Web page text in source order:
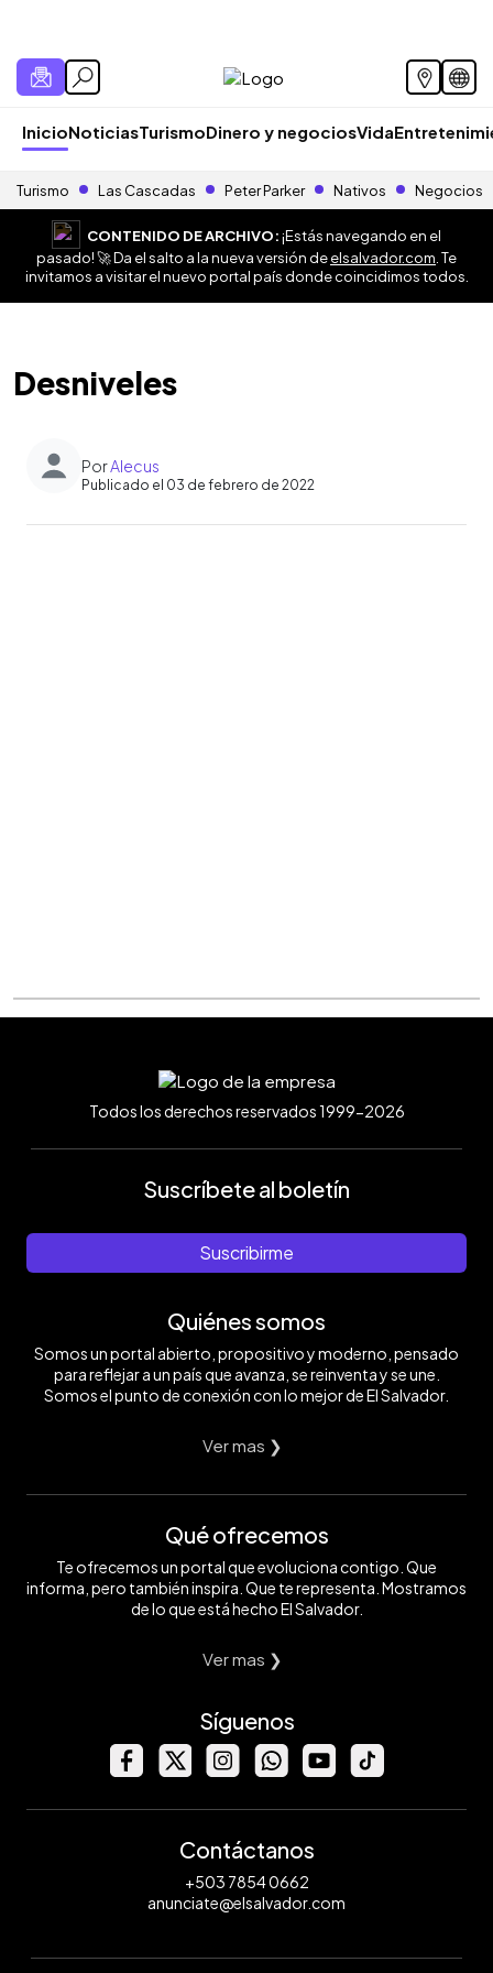
InicioNoticiasTurismoDinero y negociosVida
Turismo Las Cascadas Peter Parker Nativos Negocios
CONTENIDO DE ARCHIVO:¡Estás navegando en el
pasado! 🚀 Da el salto a la nueva versión deelsalvador.com . Te
invitamos a visitar el nuevo portal país donde coincidimos todos.
Desniveles
PorAlecus
Publicado el 03 de febrero de 2022
Todos los derechos reservados 1999-2026
Suscríbete al boletín
Suscribirme
Quiénes somos
Somos un portal abierto, propositivo y moderno, pensado
para reflejar a un país que avanza, se reinventa y se une.
Somos el punto de conexión con lo mejor de El Salvador.
Ver mas ❯
Qué ofrecemos
Te ofrecemos un portal que evoluciona contigo. Que
informa, pero también inspira. Que te representa. Mostramos
de lo que está hecho El Salvador.
Ver mas ❯
Síguenos
Contáctanos
+503 7854 0662
anunciate@elsalvador.com